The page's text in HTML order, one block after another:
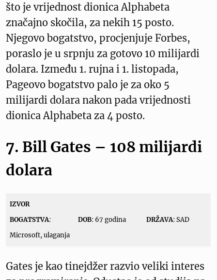
što je vrijednost dionica Alphabeta
značajno skočila, za nekih 15 posto.
Njegovo bogatstvo, procjenjuje Forbes,
poraslo je u srpnju za gotovo 10 milijardi
dolara. Između 1. rujna i 1. listopada,
Pageovo bogatstvo palo je za oko 5
milijardi dolara nakon pada vrijednosti
dionica Alphabeta za 4 posto.
7. Bill Gates – 108 milijardi
dolara
IZVOR
BOGATSTVA:
Microsoft, ulaganja
DOB: 67 godina DRŽAVA: SAD
Gates je kao tinejdžer razvio veliki interes